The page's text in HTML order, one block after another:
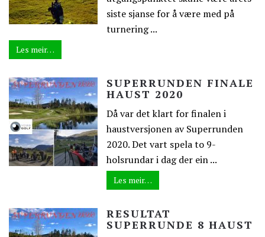
siste sjanse for å være med på
turnering ...
Les meir…
SUPERRUNDEN FINALE
HAUST 2020
Då var det klart for finalen i
haustversjonen av Superrunden
2020. Det vart spela to 9-
holsrundar i dag der ein ...
Les meir…
RESULTAT
SUPERRUNDE 8 HAUST